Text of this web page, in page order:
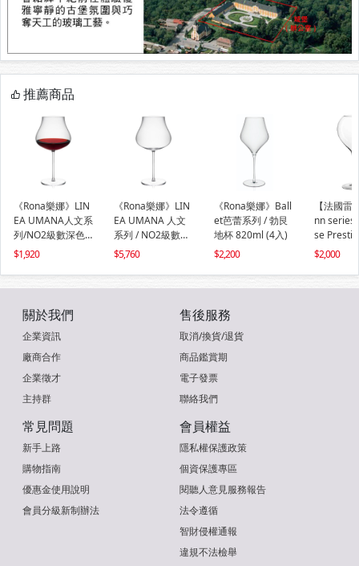
推薦商品
《Rona樂娜》LIN
EA UMANA人文系
列/NO2級數深色
杯905ml(2入)
1,920
《Rona樂娜》LIN
EA UMANA 人文
系列 / NO2級數深
色杯 905ml(6入)
5,760
《Rona樂娜》Ball
et芭蕾系列 / 勃艮
地杯 820ml (4入)
2,200
【法國雷
nn series
se
球體無極
標準款(1
2,000
關於我們
企業資訊
廠商合作
企業徵才
主持群
售後服務
取消/換貨/退貨
商品鑑賞期
電子發票
聯絡我們
常見問題
新手上路
購物指南
優惠金使用說明
會員分級新制辦法
會員權益
隱私權保護政策
個資保護專區
閱聽人意見服務報告
法令遵循
智財侵權通報
違規不法檢舉